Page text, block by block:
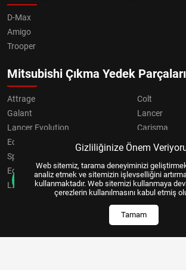
D-Max
Amigo
Trooper
Mitsubishi Çıkma Yedek Parçaları
Attrage
Colt
Galant
Lancer
Lancer Evolution
Carisma
Eclipse
Grandis
Space Star
Eclipse Cross
OUTLANDER
L200
Pajero
Gizliliğinize Önem
Web sitemiz, tarama deneyiminizi
analiz etmek ve sitemizin işlevselliğini
kullanmaktadır. Web sitemizi kullanmaya
çerezlerin kullanılmasını kabul etmiş
Tamam